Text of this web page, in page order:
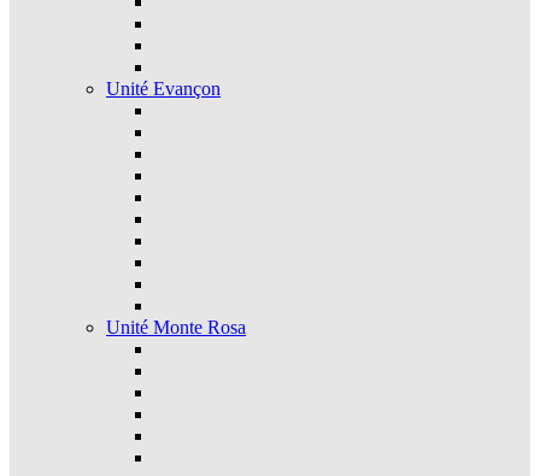
Unité Evançon
Unité Monte Rosa